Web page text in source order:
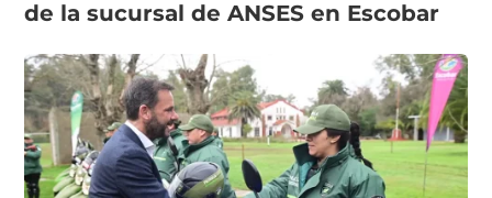
de la sucursal de ANSES en Escobar